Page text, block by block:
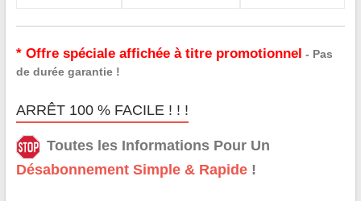
* Offre spéciale affichée à titre promotionnel - Pas
de durée garantie !
ARRÊT 100 % FACILE ! ! !
Toutes les Informations Pour Un
Désabonnement Simple & Rapide!